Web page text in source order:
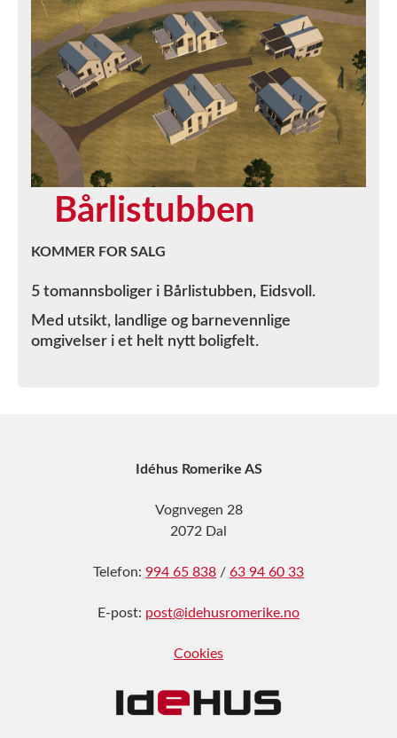
Bårlistubben
KOMMER FOR SALG
5 tomannsboliger i Bårlistubben, Eidsvoll.
Med utsikt, landlige og barnevennlige
omgivelser i et helt nytt boligfelt.
Idéhus Romerike AS
Vognvegen 28
2072 Dal
Telefon: 994 65 838 / 63 94 60 33
E-post: post@idehusromerike.no
Cookies